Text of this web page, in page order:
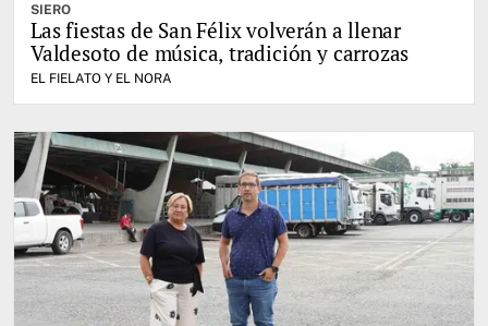
SIERO
Las fiestas de San Félix volverán a llenar
Valdesoto de música, tradición y carrozas
EL FIELATO Y EL NORA